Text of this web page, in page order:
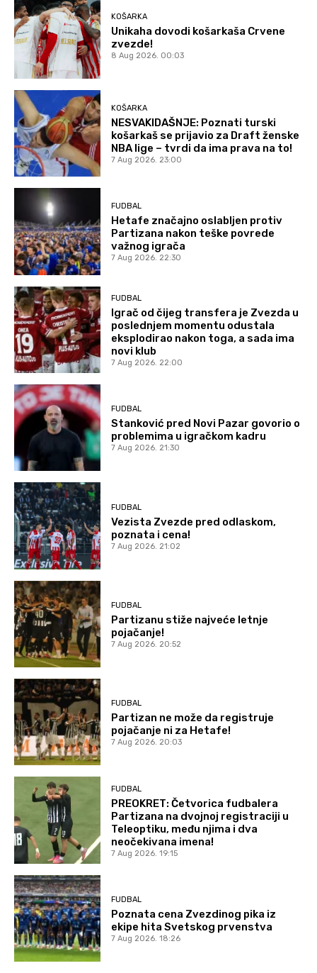
KOŠARKA
Unikaha dovodi košarkaša Crvene
zvezde!
8 Aug 2026. 00:03
KOŠARKA
NESVAKIDAŠNJE: Poznati turski
košarkaš se prijavio za Draft ženske
NBA lige – tvrdi da ima prava na to!
7 Aug 2026. 23:00
FUDBAL
Hetafe značajno oslabljen protiv
Partizana nakon teške povrede
važnog igrača
7 Aug 2026. 22:30
FUDBAL
Igrač od čijeg transfera je Zvezda u
poslednjem momentu odustala
eksplodirao nakon toga, a sada ima
novi klub
7 Aug 2026. 22:00
FUDBAL
Stanković pred Novi Pazar govorio o
problemima u igračkom kadru
7 Aug 2026. 21:30
FUDBAL
Vezista Zvezde pred odlaskom,
poznata i cena!
7 Aug 2026. 21:02
FUDBAL
Partizanu stiže najveće letnje
pojačanje!
7 Aug 2026. 20:52
FUDBAL
Partizan ne može da registruje
pojačanje ni za Hetafe!
7 Aug 2026. 20:03
FUDBAL
PREOKRET: Četvorica fudbalera
Partizana na dvojnoj registraciji u
Teleoptiku, među njima i dva
neočekivana imena!
7 Aug 2026. 19:15
FUDBAL
Poznata cena Zvezdinog pika iz
ekipe hita Svetskog prvenstva
7 Aug 2026. 18:26